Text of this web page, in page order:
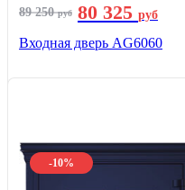
89 250руб 80 325 руб
Входная дверь AG6060
-10%